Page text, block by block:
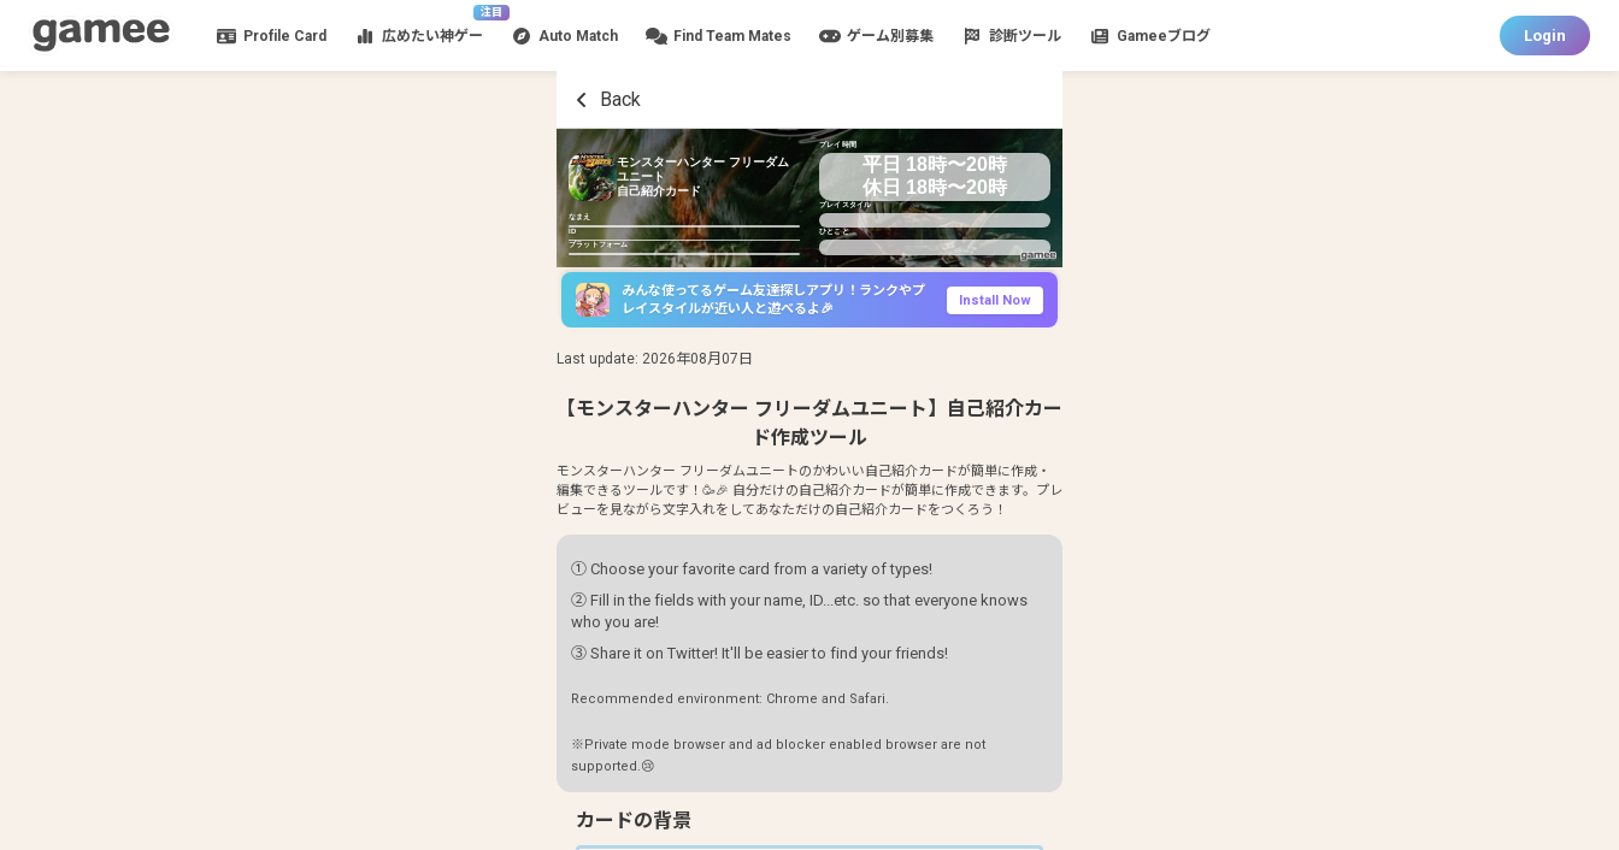
Profile Card
注目
広めたい神ゲー Auto Match Find Team Mates ゲーム別募集 診断ツール Gameeブログ Login
Back
モンスターハンター フリーダム
ユニート
自己紹介カード
なまえ
ID
プラットフォーム
プレイ時間
平日 18時〜20時
休日 18時〜20時
プレイスタイル
ひとこと
みんな使ってるゲーム友達探しアプリ！ランクやプ
レイスタイルが近い人と遊べるよ🎉
Install Now
Last update: 2026年08月07日
【モンスターハンター フリーダムユニート】自己紹介カー
ド作成ツール
モンスターハンター フリーダムユニートのかわいい自己紹介カードが簡単に作成・
編集できるツールです！🥳🎉 自分だけの自己紹介カードが簡単に作成できます。プレ
ビューを見ながら文字入れをしてあなただけの自己紹介カードをつくろう！
① Choose your favorite card from a variety of types!
② Fill in the fields with your name, ID...etc. so that everyone knows
who you are!
③ Share it on Twitter! It'll be easier to find your friends!
Recommended environment: Chrome and Safari.
※Private mode browser and ad blocker enabled browser are not
supported.😢
カードの背景